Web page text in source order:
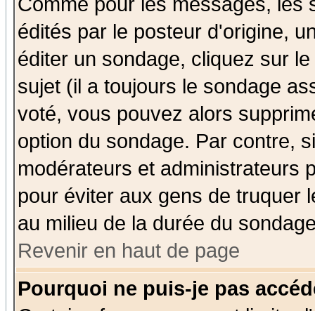
édités par le posteur d'origine,
éditer un sondage, cliquez sur
sujet (il a toujours le sondage
voté, vous pouvez alors
option du sondage. Par contre,
modérateurs et administrateurs
pour éviter aux gens de truquer
au milieu de la durée du
Revenir en haut de page
Pourquoi ne puis-je pas